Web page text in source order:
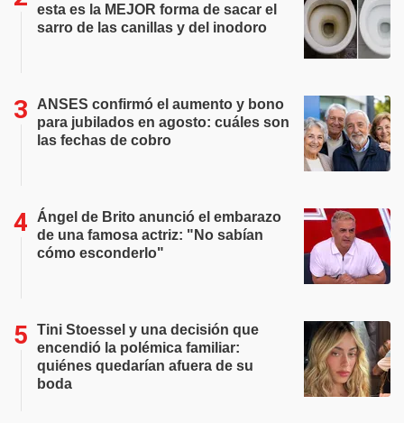
esta es la MEJOR forma de sacar el
sarro de las canillas y del inodoro
ANSES confirmó el aumento y bono
para jubilados en agosto: cuáles son
las fechas de cobro
Ángel de Brito anunció el embarazo
de una famosa actriz: "No sabían
cómo esconderlo"
Tini Stoessel y una decisión que
encendió la polémica familiar:
quiénes quedarían afuera de su
boda